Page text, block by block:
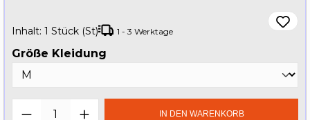
Inhalt: 1 Stück (St) 1 - 3 Werktage
Größe Kleidung
Produkt Anzahl: Gib denIN DEN WARENKORB